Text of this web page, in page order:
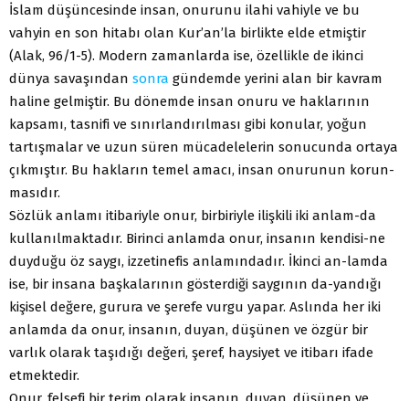
İslam düşüncesinde insan, onurunu ilahi vahiyle ve bu
vahyin en son hitabı olan Kur’an’la birlikte elde etmiştir
(Alak, 96/1-5). Modern zamanlarda ise, özellikle de ikinci
dünya savaşından sonra gündemde yerini alan bir kavram
haline gelmiştir. Bu dönemde insan onuru ve haklarının
kapsamı, tasnifi ve sınırlandırılması gibi konular, yoğun
tartışmalar ve uzun süren mücadelelerin sonucunda ortaya
çıkmıştır. Bu hakların temel amacı, insan onurunun korun-
masıdır.
Sözlük anlamı itibariyle onur, birbiriyle ilişkili iki anlam-da
kullanılmaktadır. Birinci anlamda onur, insanın kendisi-ne
duyduğu öz saygı, izzetinefis anlamındadır. İkinci an-lamda
ise, bir insana başkalarının gösterdiği saygının da-yandığı
kişisel değere, gurura ve şerefe vurgu yapar. Aslında her iki
anlamda da onur, insanın, duyan, düşünen ve özgür bir
varlık olarak taşıdığı değeri, şeref, haysiyet ve itibarı ifade
etmektedir.